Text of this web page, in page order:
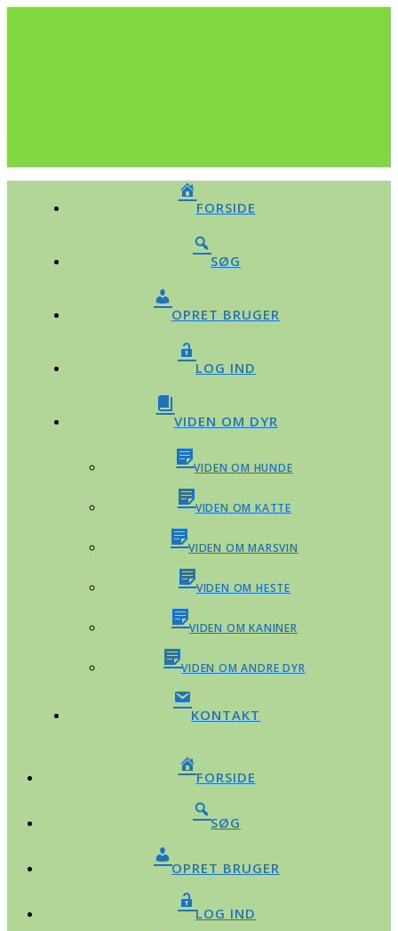
FORSIDE
SØG
OPRET BRUGER
LOG IND
VIDEN OM DYR
VIDEN OM HUNDE
VIDEN OM KATTE
VIDEN OM MARSVIN
VIDEN OM HESTE
VIDEN OM KANINER
VIDEN OM ANDRE DYR
KONTAKT
FORSIDE
SØG
OPRET BRUGER
LOG IND